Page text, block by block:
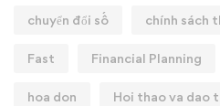
chuyển đổi số chính sách
Fast Financial Planning
hoa don Hoi thao va dao